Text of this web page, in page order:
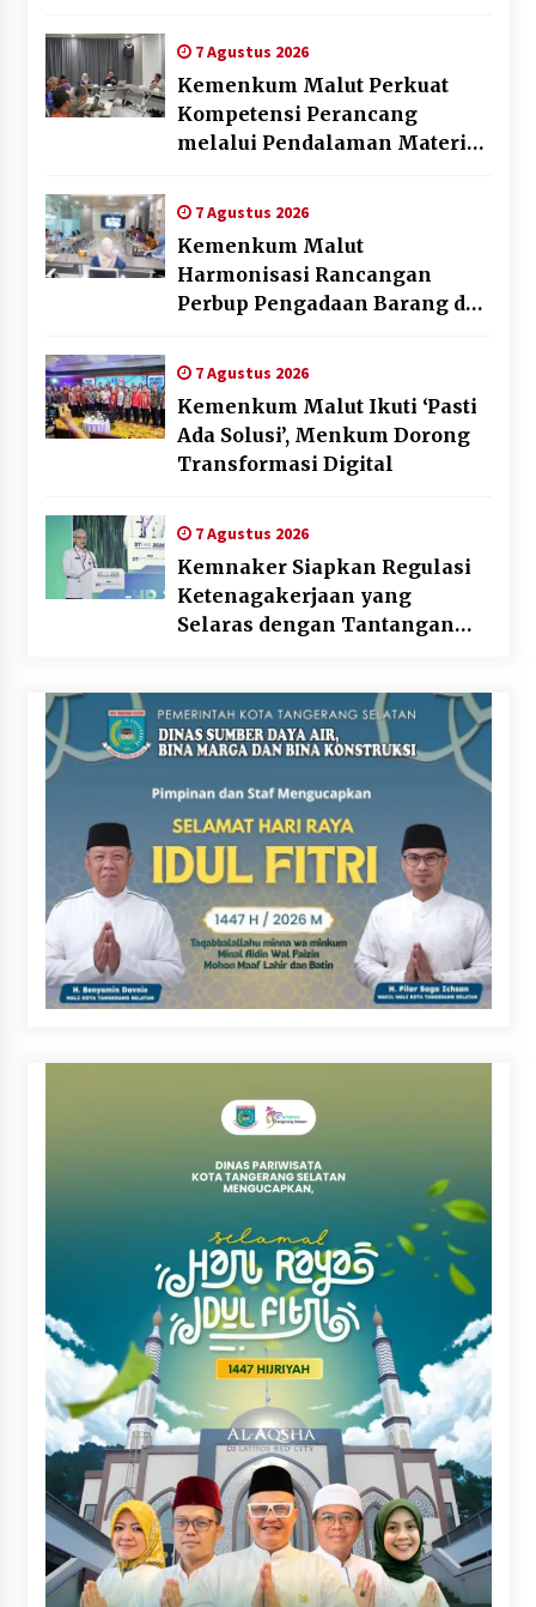
7 Agustus 2026
Kemenkum Malut Perkuat
Kompetensi Perancang
melalui Pendalaman Materi
Daerah
7 Agustus 2026
Kemenkum Malut
Harmonisasi Rancangan
Perbup Pengadaan Barang dan
7 Agustus 2026
Kemenkum Malut Ikuti ‘Pasti
Ada Solusi’, Menkum Dorong
Transformasi Digital
7 Agustus 2026
Kemnaker Siapkan Regulasi
Ketenagakerjaan yang
Selaras dengan Tantangan